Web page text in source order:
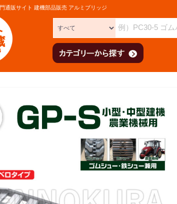
通販サイト 建機部品販売 アルミブリッジ